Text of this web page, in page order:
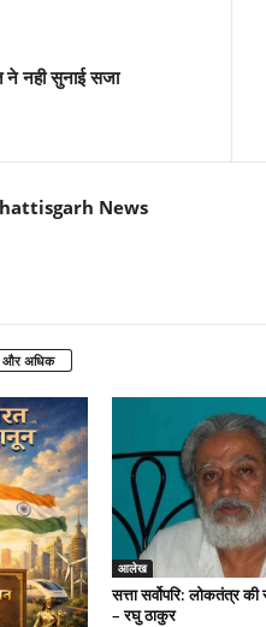
नही सुनाई सजा
News
अधिक
आलेख
सत्ता सर्वोपरि: लोकतंत्र
– रघु ठाकुर